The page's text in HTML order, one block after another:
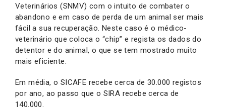
Veterinários (SNMV) com o intuito de combater o
abandono e em caso de perda de um animal ser mais
fácil a sua recuperação. Neste caso é o médico-
veterinário que coloca o “chip” e regista os dados do
detentor e do animal, o que se tem mostrado muito
mais eficiente.
Em média, o SICAFE recebe cerca de 30.000 registos
por ano, ao passo que o SIRA recebe cerca de
140.000.